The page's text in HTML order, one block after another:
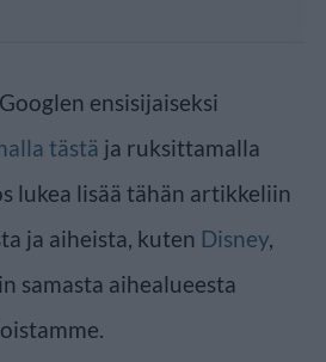
ensisijaiseksi
tästä ja ruksittamalla
lukea lisää tähän artikkeliin
ja aiheista, kuten Disney,
samasta aihealueesta